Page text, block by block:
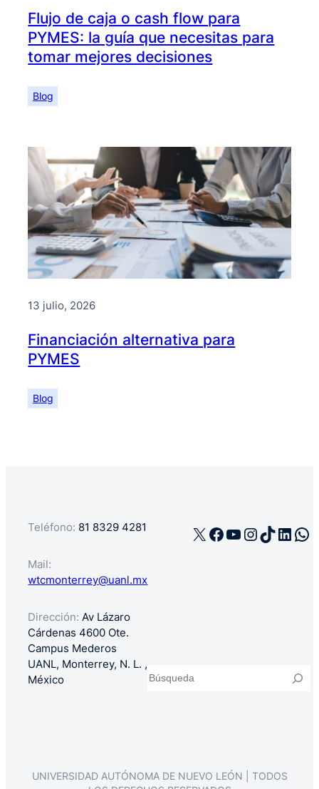
Flujo de caja o cash flow para
PYMES: la guía que necesitas para
tomar mejores decisiones
Blog
13 julio, 2026
Financiación alternativa para
PYMES
Blog
Teléfono: 81 8329 4281
Mail:
wtcmonterrey@uanl.mx
Dirección: Av Lázaro
Cárdenas 4600 Ote.
Campus Mederos
UANL, Monterrey, N. L. ,
México
X Facebook
YouTube
TikTok
UNIVERSIDAD AUTÓNOMA DE NUEVO LEÓN | TODOS